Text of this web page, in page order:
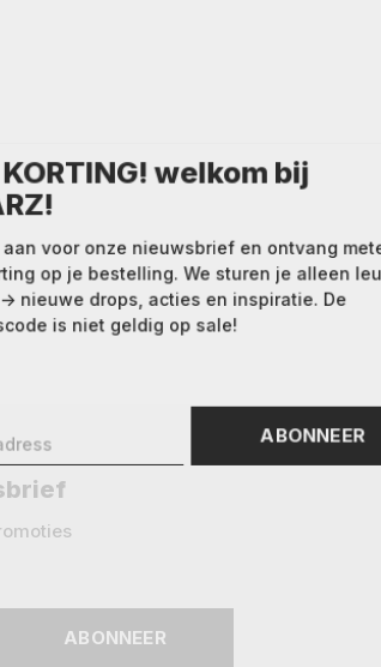
welkom bij
voor onze nieuwsbrief en ontvang
op je bestelling. We sturen je alleen
nieuwe drops, acties en inspiratie. De
is niet geldig op sale!
ABONNEER
ABONNEER